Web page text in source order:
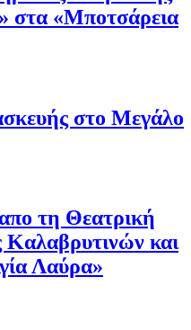
στα «Μποτσάρεια
στο Μεγάλο
τη Θεατρική
και
Λαύρα»